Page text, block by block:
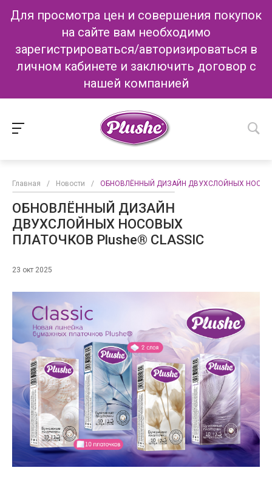
Для просмотра цен и совершения покупок
на сайте вам необходимо
зарегистрироваться/авторизироваться в
личном кабинете и заключить договор с
нашей компанией
Главная / Новости / ОБНОВЛЁННЫЙ ДИЗАЙН ДВУХСЛОЙНЫХ
ОБНОВЛЁННЫЙ ДИЗАЙН
ДВУХСЛОЙНЫХ НОСОВЫХ
ПЛАТОЧКОВ Plushe® CLASSIC
23 окт 2025